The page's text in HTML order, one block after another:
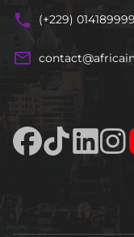
phones(+229)
mail_outline